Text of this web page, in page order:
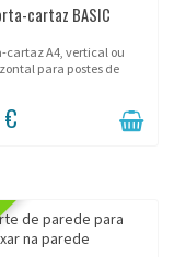
cartaz BASIC
cartaz A4, vertical ou
para postes de
€